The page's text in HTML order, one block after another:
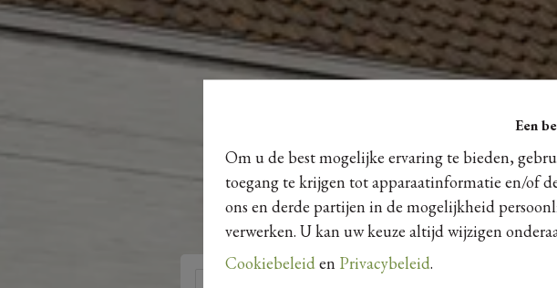
Een
Om u de best mogelijke ervaring te bieden,
toegang te krijgen tot apparaatinformatie en/of
ons en derde partijen in de mogelijkheid
verwerken. U kan uw keuze altijd wijzigen
Cookiebeleid en Privacybeleid.